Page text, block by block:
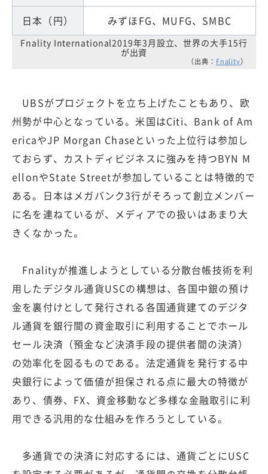
日本（円） みずほFG、MUFG、SMBC
Fnality International2019年3月設立、世界の大手15行
が出資
（出典： Fnality）
UBSがプロジェクトを立ち上げたこともあり、欧
州勢が中心となっている。米国はCiti、Bank of Am
ericaやJP Morgan Chaseといった上位行は参加し
ておらず、カストディビジネスに強みを持つBYN M
ellonやState Streetが参加していることは特徴的で
ある。日本はメガバンク3行がそろって創立メンバー
に名を連ねているが、メディアでの扱いはあまり大
きくなかった。
Fnalityが推進しようとしている分散台帳技術を利
用したデジタル通貨USCの構想は、各国中銀の預け
金を裏付けとして発行される各国通貨建てのデジタ
ル通貨を銀行間の資金取引に利用することでホール
セール決済（預金など決済手段の提供者間の決済）
の効率化を図るものである。法定通貨を発行する中
央銀行によって価値が担保される点に最大の特徴が
あり、債券、FX、資金移動など多様な金融取引に利
用できる汎用的な仕組みを作ろうとしている。
多通貨での決済に対応するには、通貨ごとにUSC